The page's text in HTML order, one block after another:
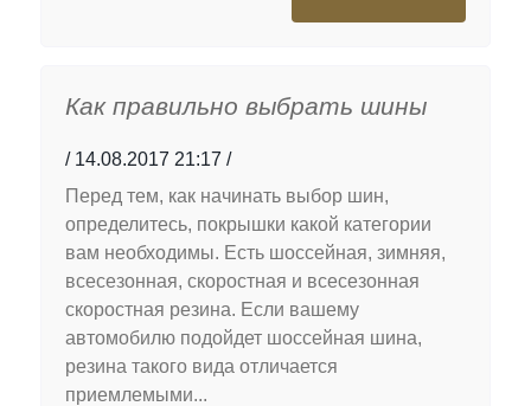
Как правильно выбрать шины
14.08.2017 21:17
Перед тем, как начинать выбор шин,
определитесь, покрышки какой категории
вам необходимы. Есть шоссейная, зимняя,
всесезонная, скоростная и всесезонная
скоростная резина. Если вашему
автомобилю подойдет шоссейная шина,
резина такого вида отличается
приемлемыми...